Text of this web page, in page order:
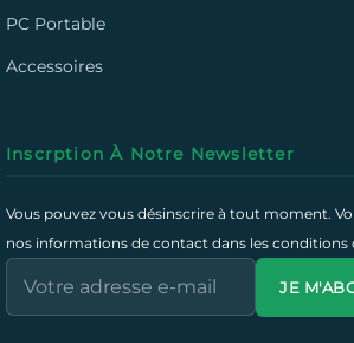
PC Portable
Accessoires
Inscrption À Notre Newsletter
Vous pouvez vous désinscrire à tout moment.
nos informations de contact dans les conditions
JE